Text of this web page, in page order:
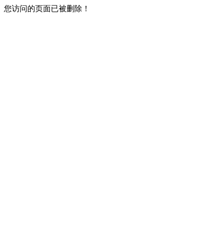
您访问的页面已被删除！